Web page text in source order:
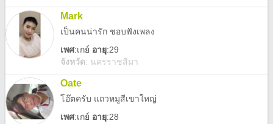
Mark
เป็นคนน่ารัก ชอบฟังเพลง
เพศ:เกย์ อายุ:29
จังหวัด: นครราชสีมา
Oate
โอ๊ตครับ แถวหมูสีเขาใหญ่
เพศ:เกย์ อายุ:28